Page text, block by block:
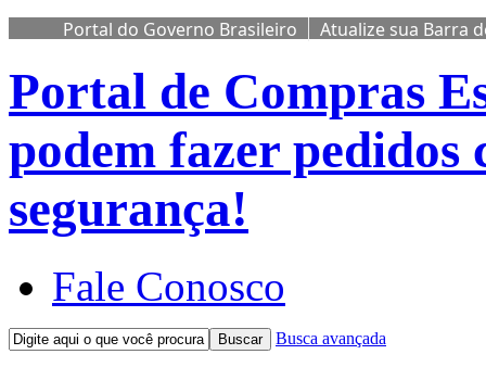
Portal do Governo Brasileiro Atualize sua Barra
Portal de Compras
podem fazer pedidos
segurança!
Fale Conosco
Buscar Busca avançada